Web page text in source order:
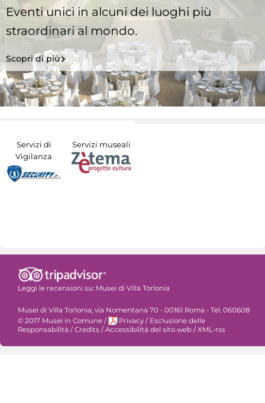
Eventi unici in alcuni dei luoghi più
straordinari al mondo.
Scopri di più
Servizi di
Vigilanza
Servizi museali
Leggi le recensioni su: Musei di Villa Torlonia
Musei di Villa Torlonia, via Nomentana 70 - 00161 Roma - Tel. 060608
© 2017 Musei in Comune / Privacy / Esclusione delle
Responsabilità / Credits / Accessibilità del sito web / XML-rss